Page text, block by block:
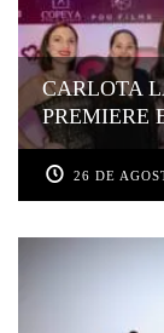
CARLOTA
PREMIERE
26 DE